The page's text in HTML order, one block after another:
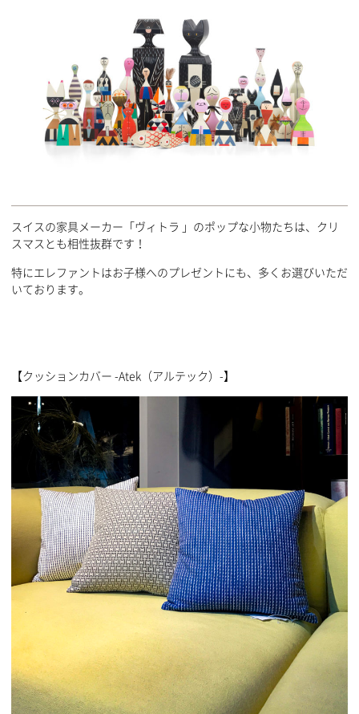
スイスの家具メーカー「ヴィトラ 」のポップな小物たちは、クリ
スマスとも相性抜群です！
特にエレファントはお子様へのプレゼントにも、多くお選びいただ
いております。
【クッションカバー -Atek（アルテック）-】